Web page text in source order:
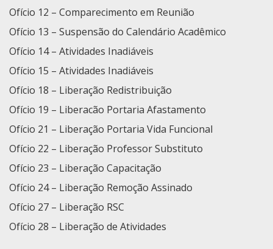
Ofício 12 – Comparecimento em Reunião
Ofício 13 – Suspensão do Calendário Acadêmico
Ofício 14 – Atividades Inadiáveis
Ofício 15 – Atividades Inadiáveis
Ofício 18 – Liberação Redistribuição
Ofício 19 – Liberacão Portaria Afastamento
Ofício 21 – Liberação Portaria Vida Funcional
Ofício 22 – Liberação Professor Substituto
Ofício 23 – Liberação Capacitação
Ofício 24 – Liberação Remoção Assinado
Ofício 27 – Liberação RSC
Ofício 28 – Liberação de Atividades